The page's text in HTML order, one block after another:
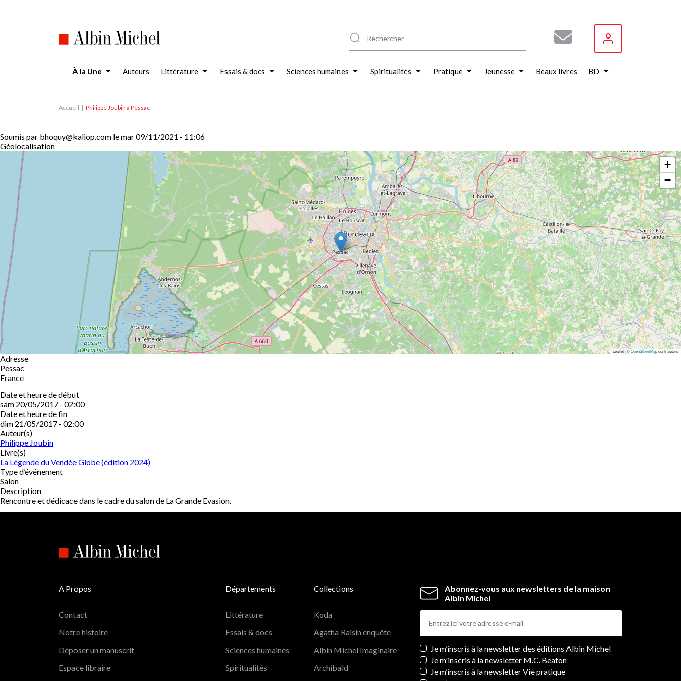
À la Une Auteurs Littérature Essais & docs Sciences humaines Spiritualités Pratique Jeunesse Beaux livres BD
Accueil Philippe Joubin à Pessac
Soumis par bhoquy@kaliop.com lemar 09/11/2021 - 11:06
Géolocalisation
+
−
Leaflet | ©OpenStreetMapcontributors
Adresse
Pessac
France
Date et heure de début
sam 20/05/2017 - 02:00
Date et heure de fin
dim 21/05/2017 - 02:00
Auteur(s)
Philippe Joubin
Livre(s)
La Légende du Vendée Globe (édition 2024)
Type d’événement
Salon
Description
Rencontre et dédicace dans le cadre du salon de La Grande Evasion.
Abonnez-vous aux newsletters de la maison
Albin Michel
Newsletters
Je m’inscris à la newsletter des éditions Albin Michel
Je m'inscris à la newsletter M.C. Beaton
Je m’inscris à la newsletter Vie pratique
A Propos
Contact
Notre histoire
Déposer un manuscrit
Espace libraire
Départements
Littérature
Essais & docs
Sciences humaines
Spiritualités
Collections
Koda
Agatha Raisin enquête
Albin Michel Imaginaire
Archibald